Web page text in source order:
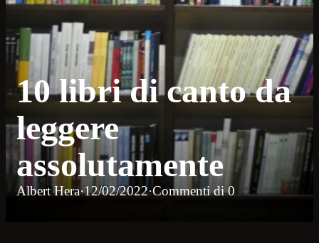
10 libri di canto da
leggere
assolutamente
Albert Hera·12/02/2022·Commenti di 0